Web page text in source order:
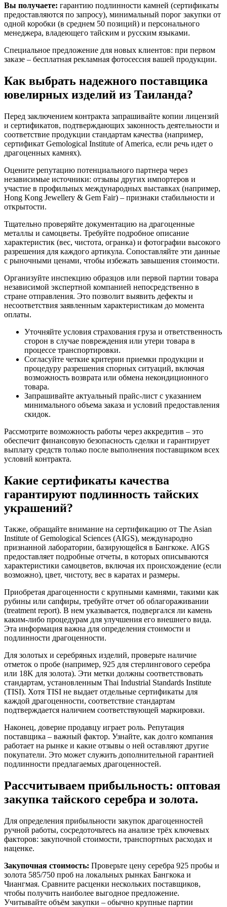
Вы получаете: гарантию подлинности камней (сертификаты
предоставляются по запросу), минимальный порог закупки от
одной коробки (в среднем 50 позиций) и персонального
менеджера, владеющего тайским и русским языками.
Специальное предложение для новых клиентов: при первом
заказе – бесплатная рекламная фотосессия вашей продукции.
Как выбрать надежного поставщика
ювелирных изделий из Таиланда?
Перед заключением контракта запрашивайте копии лицензий
и сертификатов, подтверждающих законность деятельности и
соответствие продукции стандартам качества (например,
сертификат Gemological Institute of America, если речь идет о
драгоценных камнях).
Оцените репутацию потенциального партнера через
независимые источники: отзывы других импортеров и
участие в профильных международных выставках (например,
Hong Kong Jewellery & Gem Fair) – признаки стабильности и
открытости.
Тщательно проверяйте документацию на драгоценные
металлы и самоцветы. Требуйте подробное описание
характеристик (вес, чистота, огранка) и фотографии высокого
разрешения для каждого артикула. Сопоставляйте эти данные
с рыночными ценами, чтобы избежать завышения стоимости.
Организуйте инспекцию образцов или первой партии товара
независимой экспертной компанией непосредственно в
стране отправления. Это позволит выявить дефекты и
несоответствия заявленным характеристикам до момента
оплаты.
Уточняйте условия страхования груза и ответственность
сторон в случае повреждения или утери товара в
процессе транспортировки.
Согласуйте четкие критерии приемки продукции и
процедуру разрешения спорных ситуаций, включая
возможность возврата или обмена некондиционного
товара.
Запрашивайте актуальный прайс-лист с указанием
минимального объема заказа и условий предоставления
скидок.
Рассмотрите возможность работы через аккредитив – это
обеспечит финансовую безопасность сделки и гарантирует
выплату средств только после выполнения поставщиком всех
условий контракта.
Какие сертификаты качества
гарантируют подлинность тайских
украшений?
Также, обращайте внимание на сертификацию от The Asian
Institute of Gemological Sciences (AIGS), международно
признанной лаборатории, базирующейся в Бангкоке. AIGS
предоставляет подробные отчеты, в которых описываются
характеристики самоцветов, включая их происхождение (если
возможно), цвет, чистоту, вес в каратах и размеры.
Приобретая драгоценности с крупными камнями, такими как
рубины или сапфиры, требуйте отчет об облагораживании
(treatment report). В нем указывается, подвергался ли камень
каким-либо процедурам для улучшения его внешнего вида.
Эта информация важна для определения стоимости и
подлинности драгоценности.
Для золотых и серебряных изделий, проверьте наличие
отметок о пробе (например, 925 для стерлингового серебра
или 18K для золота). Эти метки должны соответствовать
стандартам, установленным Thai Industrial Standards Institute
(TISI). Хотя TISI не выдает отдельные сертификаты для
каждой драгоценности, соответствие стандартам
подтверждается наличием соответствующей маркировки.
Наконец, доверие продавцу играет роль. Репутация
поставщика – важный фактор. Узнайте, как долго компания
работает на рынке и какие отзывы о ней оставляют другие
покупатели. Это может служить дополнительной гарантией
подлинности предлагаемых драгоценностей.
Рассчитываем прибыльность: оптовая
закупка тайского серебра и золота.
Для определения прибыльности закупок драгоценностей
ручной работы, сосредоточьтесь на анализе трёх ключевых
факторов: закупочной стоимости, транспортных расходах и
наценке.
Закупочная стоимость: Проверьте цену серебра 925 пробы и
золота 585/750 проб на локальных рынках Бангкока и
Чиангмая. Сравните расценки нескольких поставщиков,
чтобы получить наиболее выгодное предложение.
Учитывайте объём закупки – обычно крупные партии